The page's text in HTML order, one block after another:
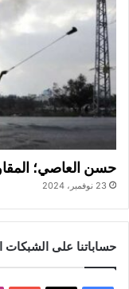
حسن العاصي؛
23 نوفمبر، 2024
حساباتنا على الشبكات